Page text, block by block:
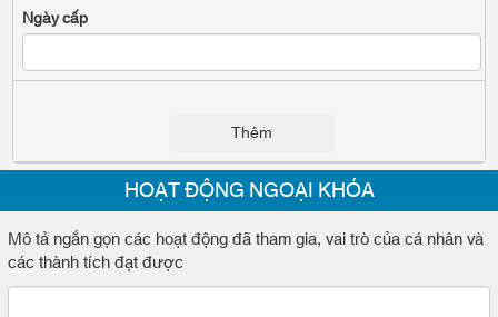
Thêm
HOẠT ĐỘNG NGOẠI KHÓA
Mô tả ngắn gọn các hoạt động đã tham gia, vai trò của cá nhân và
các thành tích đạt được